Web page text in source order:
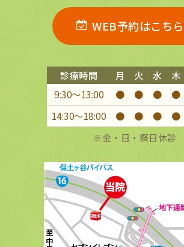
WEB予約はこちら
診療時間 月 火 水 木
9:30〜13:00
● ● ● ●
14:30〜18:00
● ● ● ●
※金・日・祭日休診